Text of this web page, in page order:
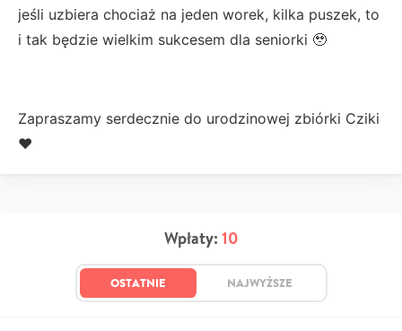
jeśli uzbiera chociaż na jeden worek, kilka puszek, to
i tak będzie wielkim sukcesem dla seniorki 🥹
Zapraszamy serdecznie do urodzinowej zbiórki Cziki
♥️
Wpłaty: 10
OSTATNIE NAJWYŻSZE